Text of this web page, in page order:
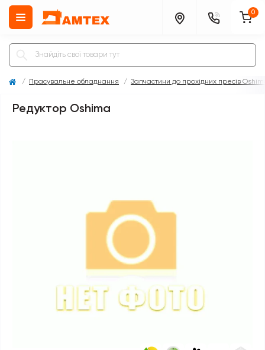
0
Прасувальне обладнання Запчастини до прохідних пресів
Редуктор Oshima